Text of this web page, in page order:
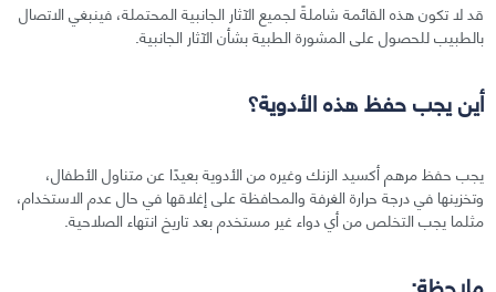
قد لا تكون هذه القائمة شاملةً لجميع الآثار الجانبية المحتملة، فينبغي الاتصال
بالطبيب للحصول على المشورة الطبية بشأن الآثار الجانبية.
أين يجب حفظ هذه الأدوية؟
يجب حفظ مرهم أكسيد الزنك وغيره من الأدوية بعيدًا عن متناول الأطفال،
وتخزينها في درجة حرارة الغرفة والمحافظة على إغلاقها في حال عدم الاستخدام،
مثلما يجب التخلص من أي دواء غير مستخدم بعد تاريخ انتهاء الصلاحية.